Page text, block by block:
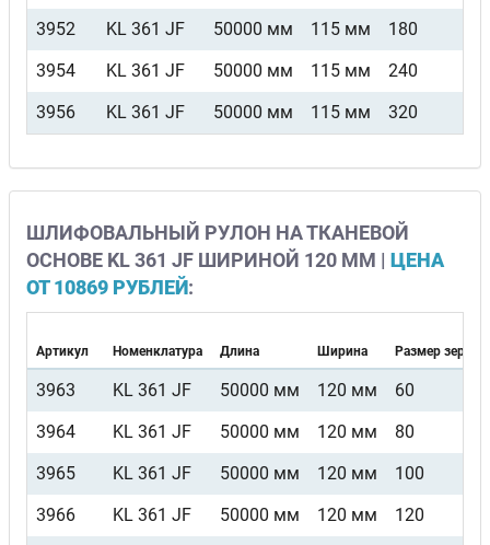
3952
KL 361 JF 50000 мм 115 мм
180
3954
KL 361 JF 50000 мм 115 мм
240
3956
KL 361 JF 50000 мм 115 мм 320
ШЛИФОВАЛЬНЫЙ РУЛОН НА ТКАНЕВОЙ
ОСНОВЕ KL 361 JF ШИРИНОЙ 120 ММ | ЦЕНА
ОТ 10869 РУБЛЕЙ:
Артикул Номенклатура Длина Ширина Размер зерна
3963 KL 361 JF 50000 мм 120 мм
60
3964
KL 361 JF 50000 мм 120 мм
80
3965
KL 361 JF 50000 мм 120 мм
100
3966
KL 361 JF 50000 мм 120 мм
120